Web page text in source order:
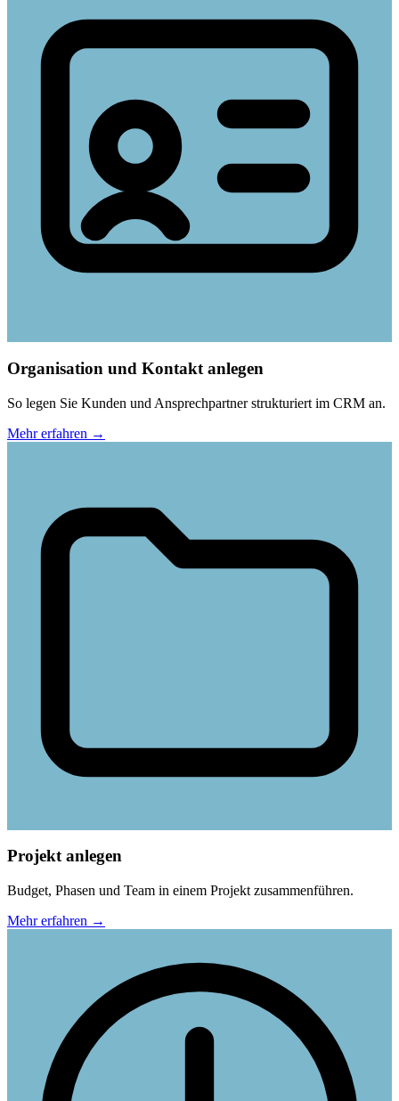
Organisation und Kontakt anlegen
So legen Sie Kunden und Ansprechpartner strukturiert im CRM an.
Mehr erfahren →
Projekt anlegen
Budget, Phasen und Team in einem Projekt zusammenführen.
Mehr erfahren →